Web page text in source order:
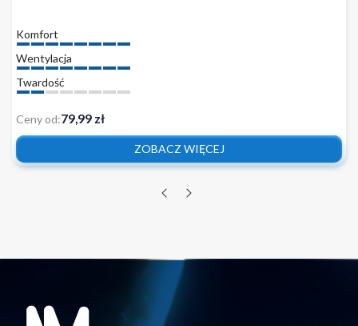
Komfort
Wentylacja
Twardość
Ceny od:79,99 zł
ZOBACZ WIĘCEJ